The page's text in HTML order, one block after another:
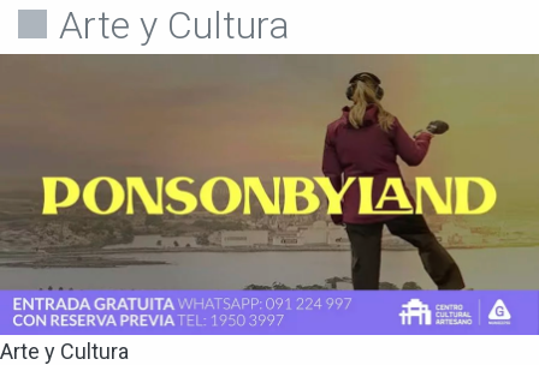
Arte y Cultura
Arte y Cultura